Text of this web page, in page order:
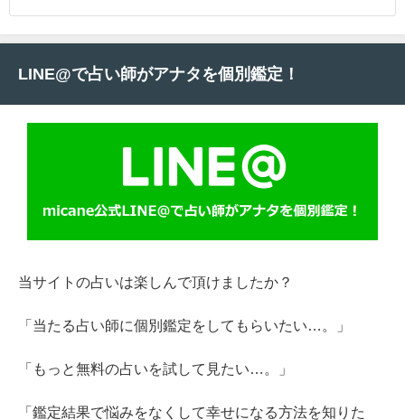
LINE@で占い師がアナタを個別鑑定！
当サイトの占いは楽しんで頂けましたか？
「当たる占い師に個別鑑定をしてもらいたい…。」
「もっと無料の占いを試して見たい…。」
「鑑定結果で悩みをなくして幸せになる方法を知りた